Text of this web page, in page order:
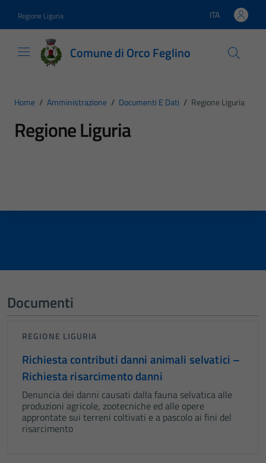
Regione Liguria Lingua attiva:
ITA
Comune di Orco Feglino
Home / Amministrazione / Documenti E Dati / Regione Liguria
Regione Liguria
Documenti
REGIONE LIGURIA
Richiesta contributi danni animali selvatici –
Richiesta risarcimento danni
Denuncia dei danni causati dalla fauna selvatica alle
produzioni agricole, zootecniche ed alle opere
approntate sui terreni coltivati e a pascolo ai fini del
risarcimento